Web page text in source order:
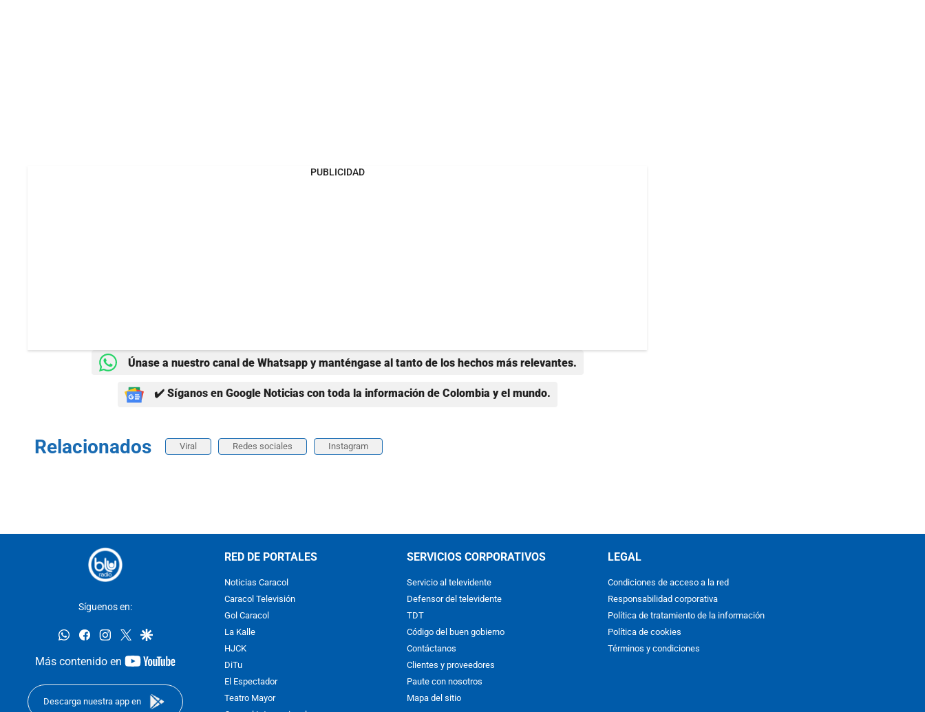
PUBLICIDAD
Únase a nuestro canal de Whatsapp y manténgase al tanto de los hechos más relevantes.
✔️ Síganos en Google Noticias con toda la información de Colombia y el mundo.
Relacionados Viral Redes sociales Instagram
Síguenos en:
whatsappfacebookinstagram
twittergoogle
Más contenido en
youtube-
Descarga nuestra app en
RED DE PORTALES
Noticias Caracol
Caracol Televisión
Gol Caracol
La Kalle
HJCK
DiTu
El Espectador
Teatro Mayor
SERVICIOS CORPORATIVOS
Servicio al televidente
Defensor del televidente
TDT
Código del buen gobierno
Contáctanos
Clientes y proveedores
Paute con nosotros
Mapa del sitio
LEGAL
Condiciones de acceso a la red
Responsabilidad corporativa
Política de tratamiento de la información
Política de cookies
Términos y condiciones